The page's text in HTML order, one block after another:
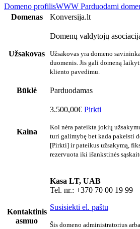
Domeno profilisWWW Parduodami
Domenas
Konversija.lt
Užsakovas
Domenų valdytojų
Užsakovas yra domeno
duomenis. Jis gali domeną
kliento pavedimu.
Būklė Parduodamas
Kaina
3.500,00€ Pirkti
Kol nėra pateikta jokių
turi galimybę bet kada pakeisti
[Pirkti] ir pateikus užsakymą,
rezervuota iki išankstinės
Kontaktinis
asmuo
Kasa LT, UAB
Tel. nr.: +370 70 00 19 99
Susisiekti el. paštu
Šis domeno administratorius